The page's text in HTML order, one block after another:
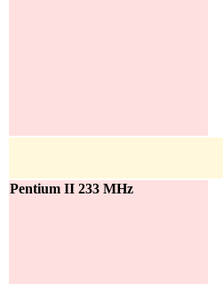
Pentium II 233 MHz